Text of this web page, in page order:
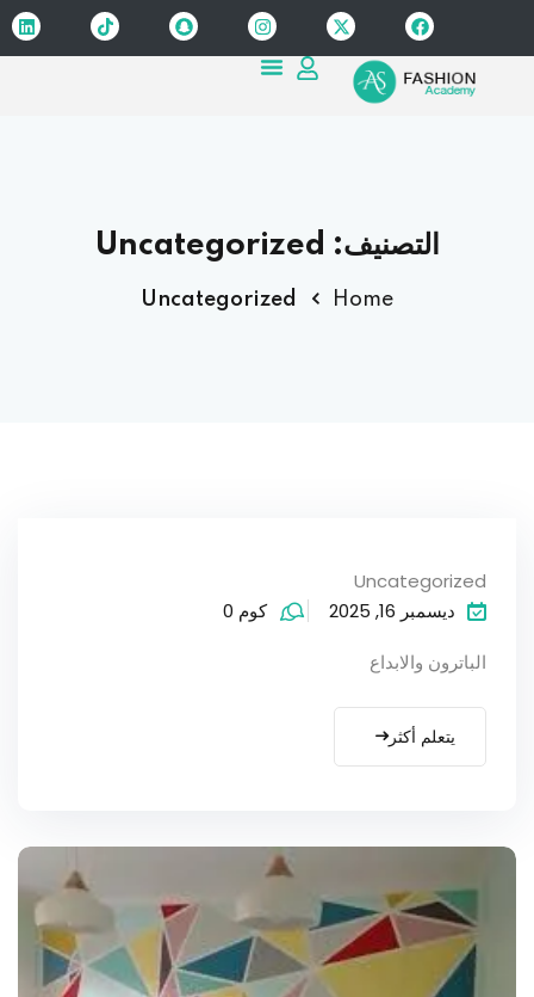
التصنيف: Uncategorized
Home
Uncategorized
Uncategorized
ديسمبر 16, 2025
كوم 0
الباترون والابداع
يتعلم أكثر
Sign in
Sign up